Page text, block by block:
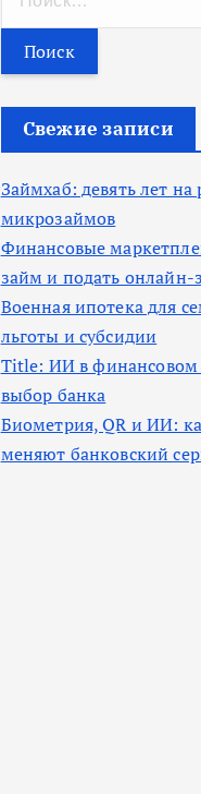
т
и
Свежие записи
Займхаб: девять лет на
микрозаймов
Финансовые
займ и подать онлайн-
Военная ипотека для
льготы и субсидии
Title: ИИ в финансовом
выбор банка
Биометрия, QR и ИИ:
меняют банковский